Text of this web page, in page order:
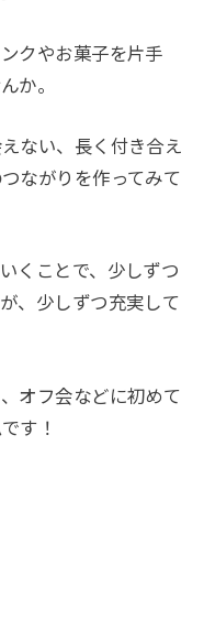
クやお菓子を片手
か。
ない、長く付き合え
ながりを作ってみて
くことで、少しずつ
、少しずつ充実して
オフ会などに初めて
す！